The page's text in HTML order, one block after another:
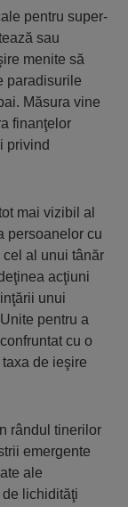
pentru super-
sau
menite să
paradisurile
Măsura vine
finanţelor
privind
mai vizibil al
persoanelor cu
al unui tânăr
acţiuni
unui
pentru a
cu o
de ieşire
rândul tinerilor
emergente
ale
lichidităţi